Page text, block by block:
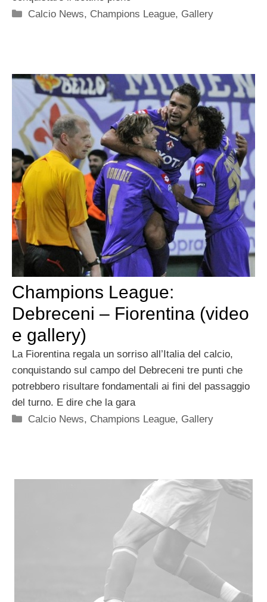
Categorie
Calcio News, Champions League, Gallery
Champions League:
Debreceni – Fiorentina (video
e gallery)
La Fiorentina regala un sorriso all’Italia del calcio,
conquistando sul campo del Debreceni tre punti che
potrebbero risultare fondamentali ai fini del passaggio
del turno. E dire che la gara
Categorie
Calcio News, Champions League, Gallery